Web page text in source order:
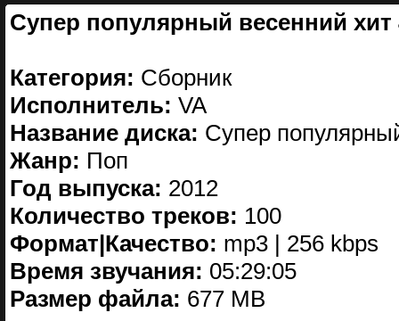
Супер популярный весенний хит
Категория: Сборник
Исполнитель: VA
Название диска: Супер
Жанр: Поп
Год выпуска: 2012
Количество треков: 100
Формат|Качество: mp3 | 256 kbps
Время звучания: 05:29:05
Размер файла: 677 MB